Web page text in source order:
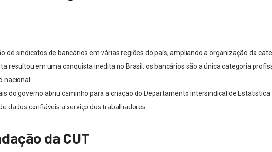
de sindicatos de bancários em várias regiões do país, ampliando a organização da
resultou em uma conquista inédita no Brasil: os bancários são a única categoria
nacional.
do governo abriu caminho para a criação do Departamento Intersindical de
dados confiáveis a serviço dos trabalhadores.
da CUT